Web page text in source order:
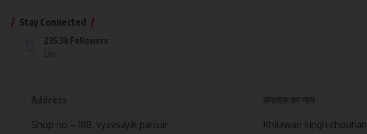
Stay Connected
235.3k Followers
Shop no – 188, vyavsayik parisar, Khilawan singh chouhan